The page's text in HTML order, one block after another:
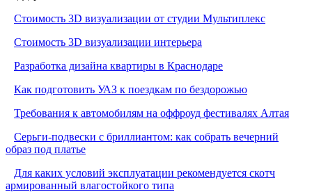
Стоимость 3D визуализации от студии Мультиплекс
Стоимость 3D визуализации интерьера
Разработка дизайна квартиры в Краснодаре
Как подготовить УАЗ к поездкам по бездорожью
Требования к автомобилям на оффроуд фестивалях Алтая
Серьги-подвески с бриллиантом: как собрать вечерний
образ под платье
Для каких условий эксплуатации рекомендуется скотч
армированный влагостойкого типа